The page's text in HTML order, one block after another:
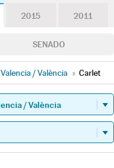
2015 2011
SENADO
Valencia / València » Carlet